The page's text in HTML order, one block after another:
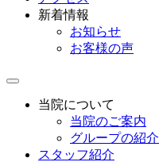
新着情報
お知らせ
お客様の声
当院について
当院のご案内
グループの紹介
スタッフ紹介